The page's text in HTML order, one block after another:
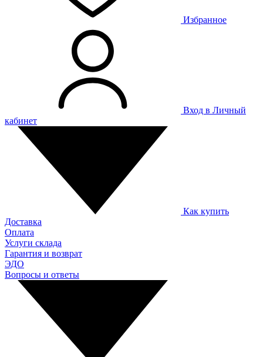
Избранное
Вход в Личный
кабинет
Как купить
Доставка
Оплата
Услуги склада
Гарантия и возврат
ЭДО
Вопросы и ответы